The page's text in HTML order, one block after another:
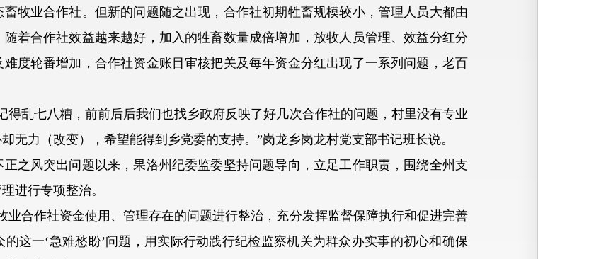
牧业合作社。但新的问题随之出现，合作社初期牲畜规模较小，管理人员大都由
着合作社效益越来越好，加入的牲畜数量成倍增加，放牧人员管理、效益分红分
度轮番增加，合作社资金账目审核把关及每年资金分红出现了一系列问题，老百
乱七八糟，前前后后我们也找乡政府反映了好几次合作社的问题，村里没有专业
无力（改变），希望能得到乡党委的支持。”岗龙乡岗龙村党支部书记班长说。
风突出问题以来，果洛州纪委监委坚持问题导向，立足工作职责，围绕全州支
进行专项整治。
合作社资金使用、管理存在的问题进行整治，充分发挥监督保障执行和促进完善
这一‘急难愁盼’问题，用实际行动践行纪检监察机关为群众办实事的初心和确保